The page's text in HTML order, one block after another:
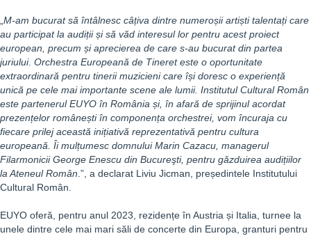
M-am bucurat să întâlnesc câțiva dintre numeroșii artiști talentați care
au participat la audiții și să văd interesul lor pentru acest proiect
european, precum și aprecierea de care s-au bucurat din partea
juriului. Orchestra Europeană de Tineret este o oportunitate
extraordinară pentru tinerii muzicieni care își doresc o experiență
unică pe cele mai importante scene ale lumii. Institutul Cultural Român
este partenerul EUYO în România și, în afară de sprijinul acordat
prezențelor românești în componența orchestrei, vom încuraja cu
fiecare prilej această inițiativă reprezentativă pentru cultura
europeană. Îi mulțumesc domnului Marin Cazacu, managerul
Filarmonicii George Enescu din Bucureşti, pentru găzduirea audițiilor
la Ateneul Român .”, a declarat Liviu Jicman, președintele Institutului
Cultural Român.
EUYO oferă, pentru anul 2023, rezidențe în Austria și Italia, turnee la
unele dintre cele mai mari săli de concerte din Europa, granturi pentru